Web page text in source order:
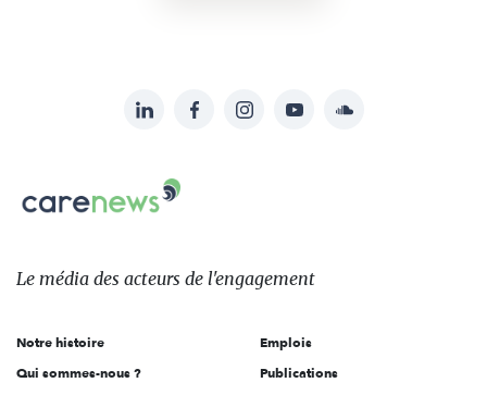
sur:
LinkedInFacebookInstagramYouTubeSoundcloud
Carenews,
Le
des
l'engagement
Le média des acteurs de l'engagement
Notre histoire
Qui sommes-nous ?
Emplois
Publications